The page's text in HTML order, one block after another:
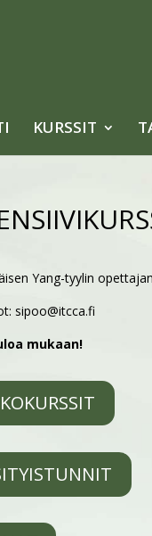
KURSSIT
Yang-tyylin
sipoo@itcca.fi
mukaan!